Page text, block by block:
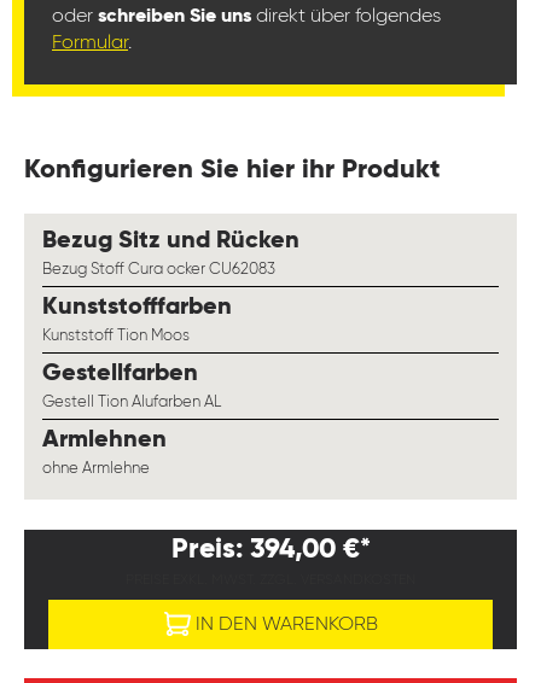
oder schreiben Sie uns direkt über folgendes
Formular.
Konfigurieren Sie hier ihr Produkt
Bezug Sitz und Rücken
Bezug Stoff Cura ocker CU62083
Kunststofffarben
Kunststoff Tion Moos
Gestellfarben
Gestell Tion Alufarben AL
Armlehnen
ohne Armlehne
Preis: 394,00 €*
IN DEN WARENKORB